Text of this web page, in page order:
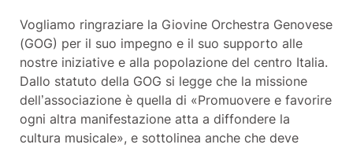
Vogliamo ringraziare la Giovine Orchestra Genovese
(GOG) per il suo impegno e il suo supporto alle
nostre iniziative e alla popolazione del centro Italia.
Dallo statuto della GOG si legge che la missione
dell’associazione è quella di «Promuovere e favorire
ogni altra manifestazione atta a diffondere la
cultura musicale», e sottolinea anche che deve